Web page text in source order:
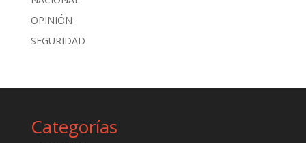
OPINIÓN
SEGURIDAD
Categorías